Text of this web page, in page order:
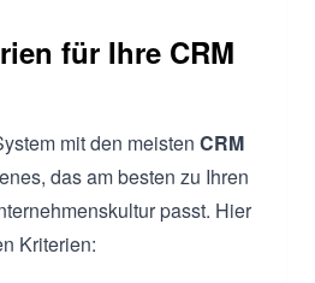
für Ihre CRM
mit den meisten CRM
das am besten zu Ihren
passt. Hier
Kriterien: